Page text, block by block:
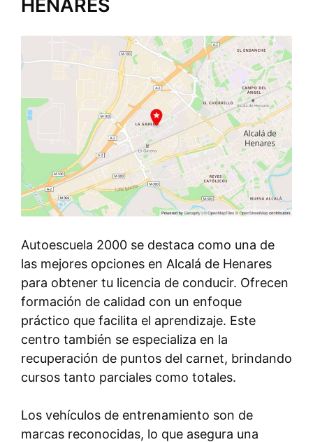
HENARES
Autoescuela 2000 se destaca como una de
las mejores opciones en Alcalá de Henares
para obtener tu licencia de conducir. Ofrecen
formación de calidad con un enfoque
práctico que facilita el aprendizaje. Este
centro también se especializa en la
recuperación de puntos del carnet, brindando
cursos tanto parciales como totales.
Los vehículos de entrenamiento son de
marcas reconocidas, lo que asegura una